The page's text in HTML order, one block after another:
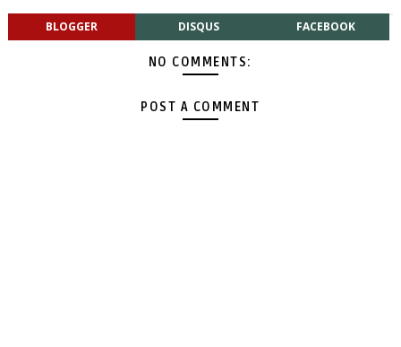
BLOGGER DISQUS FACEBOOK
NO COMMENTS:
POST A COMMENT